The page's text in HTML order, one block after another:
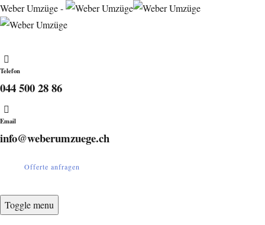
Weber Umzüge -
Telefon
044 500 28 86
Email
info@weberumzuege.ch
Offerte anfragen
Toggle menu